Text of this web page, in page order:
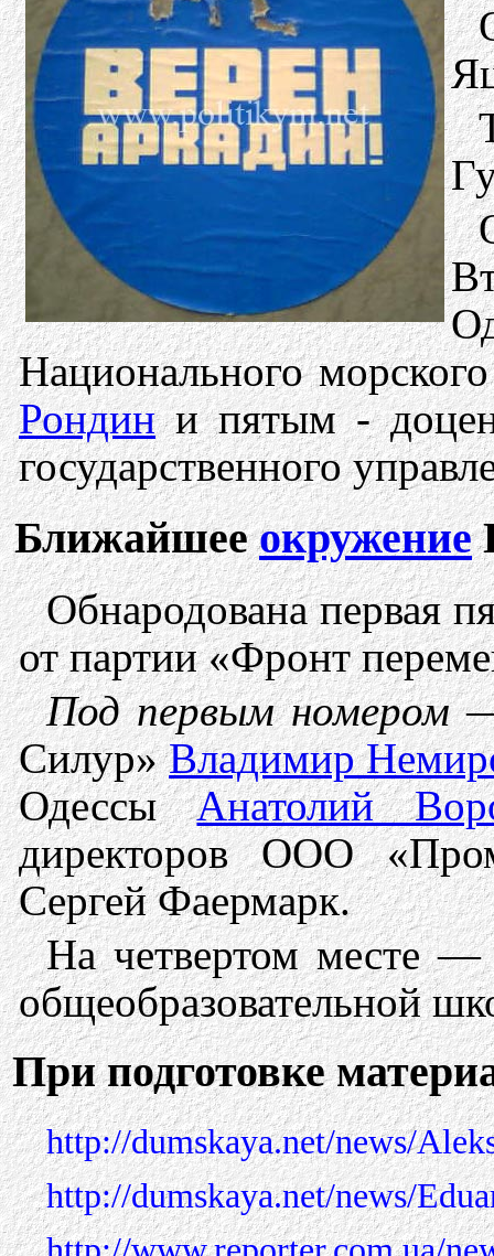
Национального
Рондини пятым - доцент
государственного
Ближайшееокружение
Обнародована первая
от партии «Фронт
Под первым номером
Силур»Владимир
ОдессыАнатолий
директоров ООО
Сергей Фаермарк.
На четвертом месте
общеобразовательной
При подготовке
http://dumskaya.net/news/
http://dumskaya.net/news/